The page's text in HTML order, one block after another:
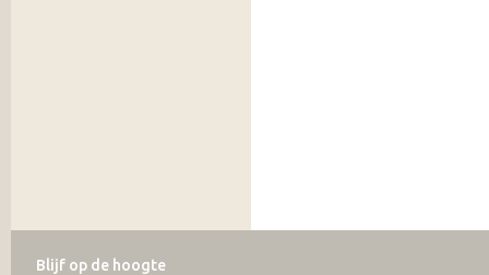
Blijf op de hoogte